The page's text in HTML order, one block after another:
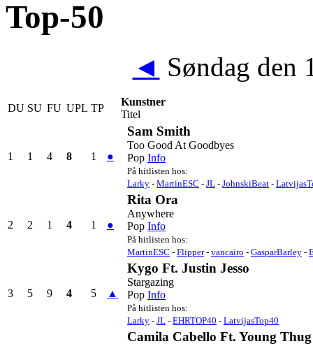
◄ Søndag den
DU SU FU UPL TP
Kunstner
Titel
1 1 4 8 1 ●
Sam Smith
Too Good At Goodbyes
Pop Info
På hitlisten hos:
Larky - MartinESC - JL - JohnskiBeat -
2 2 1 4 1 ●
Rita Ora
Anywhere
Pop Info
På hitlisten hos:
MartinESC - Flipper- vancairo - GasparBarley -
3 5 9 4 5 ▲
Kygo Ft. Justin Jesso
Stargazing
Pop Info
På hitlisten hos:
Larky - JL - EHRTOP40 - LatvijasTop40
Camila Cabello Ft. Young Thug